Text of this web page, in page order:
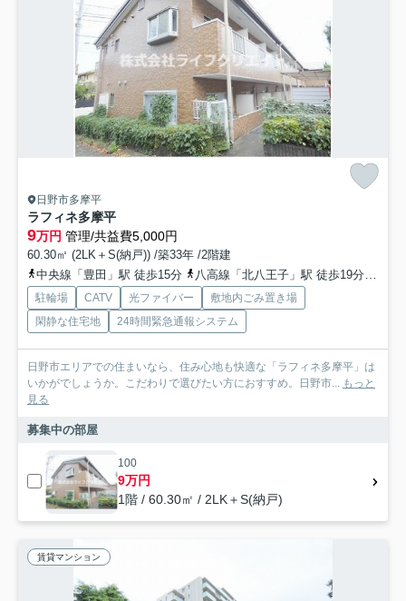
日野市多摩平
ラフィネ多摩平
9万円 管理/共益費5,000円
60.30㎡ (2LK＋S(納戸)) /築33年 /2階建
中央線「豊田」駅 徒歩15分
八高線「北八王子」駅 徒歩19分
駐輪場 CATV 光ファイバー
敷地内ごみ置き場
閑静な住宅地
24時間緊急通報システム
日野市エリアでの住まいなら、住み心地も快適な「ラフィネ多摩平」は
いかがでしょうか。こだわりで選びたい方におすすめ。日野市...
もっと
見る
募集中の部屋
100
9万円
1階 / 60.30㎡ / 2LK＋S(納戸)
賃貸マンション